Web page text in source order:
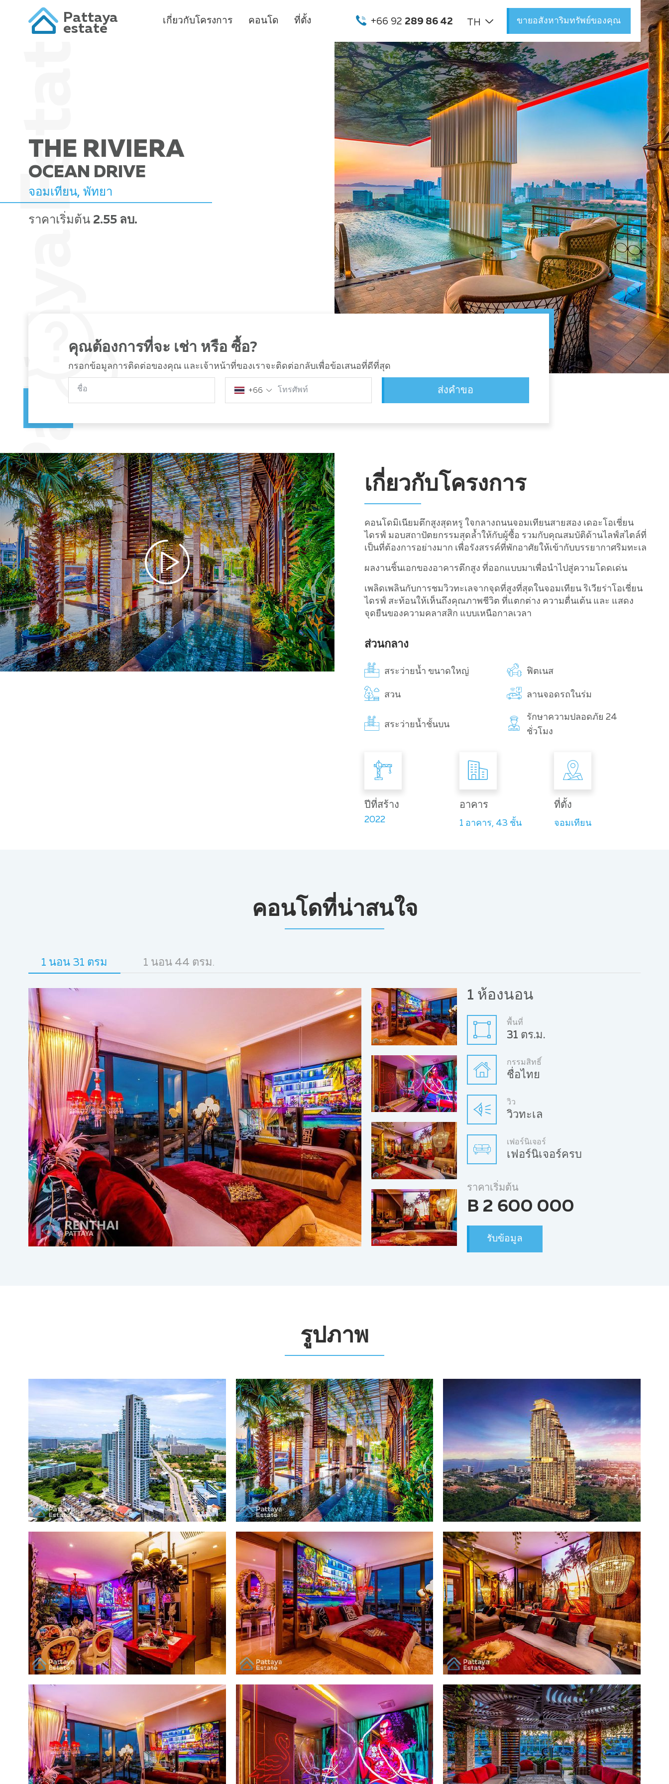
Pattaya
estate
เกี่ยวกับโครงการ คอนโด ที่ตั้ง +66 92 289 86 42 TH ขายอสังหาริมทรัพย์ของคุณ
THE RIVIERA
OCEAN DRIVE
จอมเทียน, พัทยา
ราคาเริ่มต้น 2.55 ลบ.
คุณต้องการที่จะ เช่า หรือ ซื้อ?
กรอกข้อมูลการติดต่อของคุณ และเจ้าหน้าที่ของเราจะติดต่อกลับเพื่อข้อเสนอที่ดีที่สุด
ชื่อ +66 โทรศัพท์ ส่งคำขอ
เกี่ยวกับโครงการ
คอนโดมิเนียมตึกสูงสุดหรู ใจกลางถนนจอมเทียนสายสอง เดอะโอเชี่ยน
ไดรฟ์ มอบสถาปัตยกรรมสุดล้ำให้กับผู้ซื้อ รวมกับคุณสมบัติด้านไลฟ์สไตล์ที่
เป็นที่ต้องการอย่างมาก เพื่อรังสรรค์ที่พักอาศัยให้เข้ากับบรรยากาศริมทะเล
ผลงานชิ้นเอกของอาคารตึกสูง ที่ออกแบบมาเพื่อนำไปสู่ความโดดเด่น
เพลิดเพลินกับการชมวิวทะเลจากจุดที่สูงที่สุดในจอมเทียน ริเวียร่าโอเชี่ยน
ไดรฟ์ สะท้อนให้เห็นถึงคุณภาพชีวิต ที่แตกต่าง ความตื่นเต้น และ แสดง
จุดยืนของความคลาสสิก แบบเหนือกาลเวลา
ส่วนกลาง
สระว่ายน้ำ ขนาดใหญ่ ฟิตเนส
สวน ลานจอดรถในร่ม
สระว่ายน้ำชั้นบน
รักษาความปลอดภัย 24
ชั่วโมง
ปีที่สร้าง
2022
อาคาร
1 อาคาร, 43 ชั้น
ที่ตั้ง
จอมเทียน
คอนโดที่น่าสนใจ
1 นอน 31 ตรม 1 นอน 44 ตรม.
1 ห้องนอน
พื้นที่
31 ตร.ม.
กรรมสิทธิ์
ชื่อไทย
วิว
วิวทะเล
เฟอร์นิเจอร์
เฟอร์นิเจอร์ครบ
ราคาเริ่มต้น
B 2 600 000
รับข้อมูล
รูปภาพ